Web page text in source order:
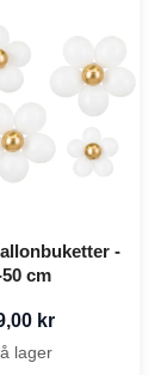
-
cm
kr
lager